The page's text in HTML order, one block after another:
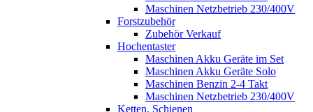
Maschinen Netzbetrieb 230/400V
Forstzubehör
Zubehör Verkauf
Hochentaster
Maschinen Akku Geräte im Set
Maschinen Akku Geräte Solo
Maschinen Benzin 2-4 Takt
Maschinen Netzbetrieb 230/400V
Ketten, Schienen